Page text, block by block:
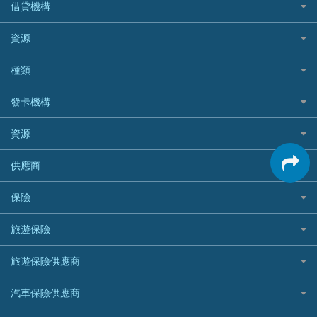
私人貸款比較
稅季/稅務貸款
網上貸款
結餘轉戶(清卡數貸款)
銀行貸款
財務公司貸款
免入息貸款
免TU貸款
急借錢
緊急貸款比較
最佳小額貸款比較
易批必批貸款
24小時貸款
最佳循環貸款
借貸機構
BEA 東亞銀行
BOC 中國銀行
Cashing Pro 優尚信貸
CCB(Asia) 中國建設銀行 (亞洲)
Citibank 花旗銀行
CNCBI 信銀國際
CreFIT 維信
DBS 星展銀行
DSB 大新銀行
HSBC 滙豐銀行貸款
K Cash 貸款
Mox 銀行
資源
如何申請個人貸款
如何管理個人貸款
個人貸款有用資訊
清卡數貸款教學
循環貸款教學
個人化貸款產品推介 🔥全新
債務重組一覽
供樓利息扣稅
最佳貸款app
種類
網購優惠
精選外幣網購信用卡
尊尚信用卡
公司信用卡
電子錢包信用卡
日本遊信用卡攻略
韓國遊信用卡攻略
台灣遊信用卡攻略
機場貴賓室信用卡
發卡機構
Citibank花旗銀行
AE美國運通
DBS星展銀行
HSBC滙豐銀行
Mox
信銀國際
大新銀行
恒生銀行
Standard Chartered渣打銀行
資源
Black Friday優惠
淘寶付款方式
一田購物優惠日
SOGO感謝祭
HKTVmall優惠碼
交稅優惠
酒店優惠碼
機票優惠碼
供應商
八達通自動增值信用卡
保險
旅遊保險
汽車保險
家居保險
家傭保險
寵物保險
旅遊保險
日本旅遊保險及資訊
泰國旅遊保險及資訊
台灣旅遊保險及資訊
旅遊保險供應商
AXA 安盛
AIG 美亞
汽車保險供應商